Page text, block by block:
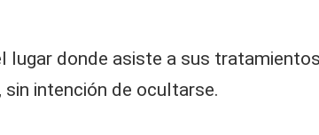
lugar donde asiste a sus
sin intención de ocultarse.